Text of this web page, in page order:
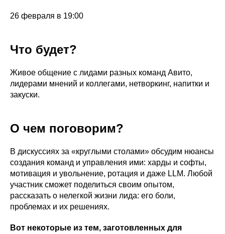
26 февраля в 19:00
Что будет?
Живое общение с лидами разных команд Авито,
лидерами мнений и коллегами, нетворкинг, напитки и
закуски.
О чем поговорим?
В дискуссиях за «круглыми столами» обсудим нюансы
создания команд и управления ими: харды и софты,
мотивация и увольнение, ротация и даже LLM. Любой
участник сможет поделиться своим опытом,
рассказать о нелегкой жизни лида: его боли,
проблемах и их решениях.
Вот некоторые из тем, заготовленных для